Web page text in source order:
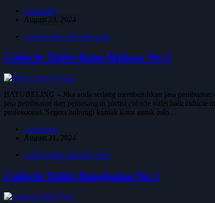
batubeling
August 23, 2024
cubicle toilet phenolic resin
Cubicle Toilet Batu Malang No 1
BATUBELING – Jika anda sedang membutuhkan jasa
jasa pembuatan dan pemasangan partisi cubicle toilet baik
professional. Segera hubungi kontak kami untuk info…
batubeling
August 21, 2024
cubicle toilet phenolic resin
Cubicle Toilet Bangkalan No 1